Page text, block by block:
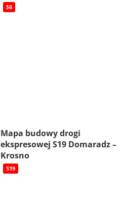
S6
Mapa budowy drogi
ekspresowej S19 Domaradz –
Krosno
S19